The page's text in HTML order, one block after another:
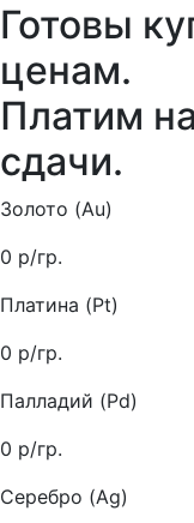
Готовы
ценам.
Платим
сдачи.
Золото (Au)
0 р/гр.
Платина (Pt)
0 р/гр.
Палладий (Pd)
0 р/гр.
Серебро (Ag)